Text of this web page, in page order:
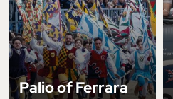
Palio of Ferrara